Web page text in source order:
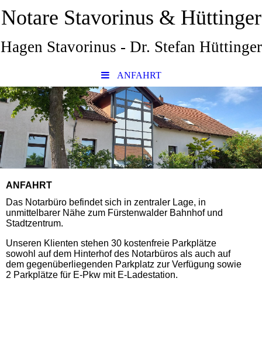
Notare Stavorinus & Hüttinger
Hagen Stavorinus - Dr. Stefan Hüttinger
ANFAHRT
ANFAHRT
Das Notarbüro befindet sich in zentraler Lage, in
unmittelbarer Nähe zum Fürstenwalder Bahnhof und
Stadtzentrum.
Unseren Klienten stehen 30 kostenfreie Parkplätze
sowohl auf dem Hinterhof des Notarbüros als auch auf
dem gegenüberliegenden Parkplatz zur Verfügung sowie
2 Parkplätze für E-Pkw mit E-Ladestation.